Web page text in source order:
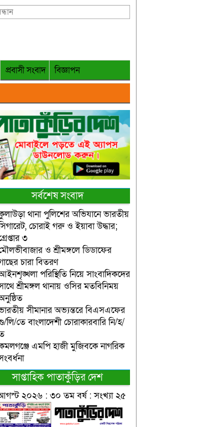
প্রবাসী সংবাদ
বিজ্ঞাপন
সর্বশেষ সংবাদ
থানা পুলিশের অভিযানে ভারতীয়
চোরাই গরু ও ইয়াবা উদ্ধার;
৩
ও শ্রীমঙ্গলে ডিডাফের
চারা বিতরণ
পরিস্থিতি নিয়ে সাংবাদিকদের
শ্রীমঙ্গল থানায় ওসির মতবিনিময়
সীমানার অভ্যন্তরে বিএসএফের
লি/তে বাংলাদেশী চোরাকারবারি নি/হ/
এমপি হাজী মুজিবকে নাগরিক
সাপ্তাহিক পাতাকুঁড়ির দেশ
২০২৬ : ৩০ তম বর্ষ : সংখ্যা ২৫